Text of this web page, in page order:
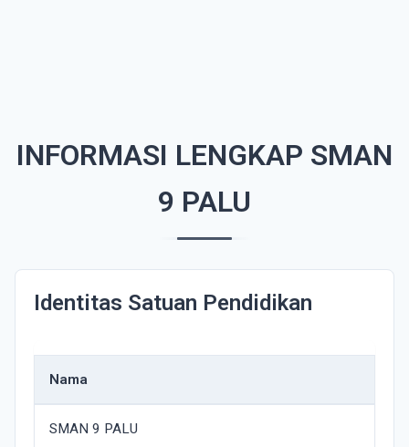
INFORMASI LENGKAP SMAN
9 PALU
Identitas Satuan Pendidikan
Nama
SMAN 9 PALU